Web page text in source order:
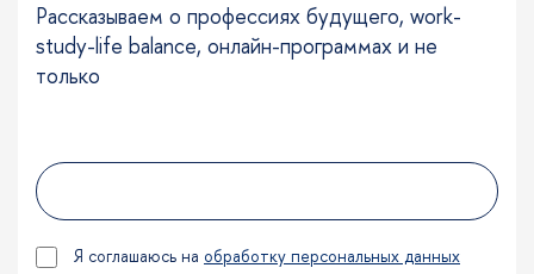
Рассказываем о профессиях будущего, work-
study-life balance, онлайн-программах и не
только
Я соглашаюсь на обработку персональных данных